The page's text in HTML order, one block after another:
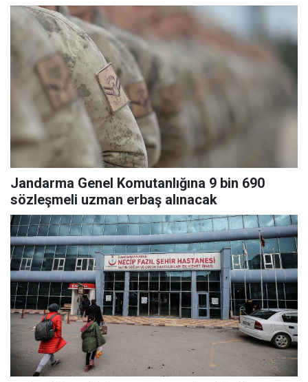
Jandarma Genel Komutanlığına 9 bin 690
sözleşmeli uzman erbaş alınacak